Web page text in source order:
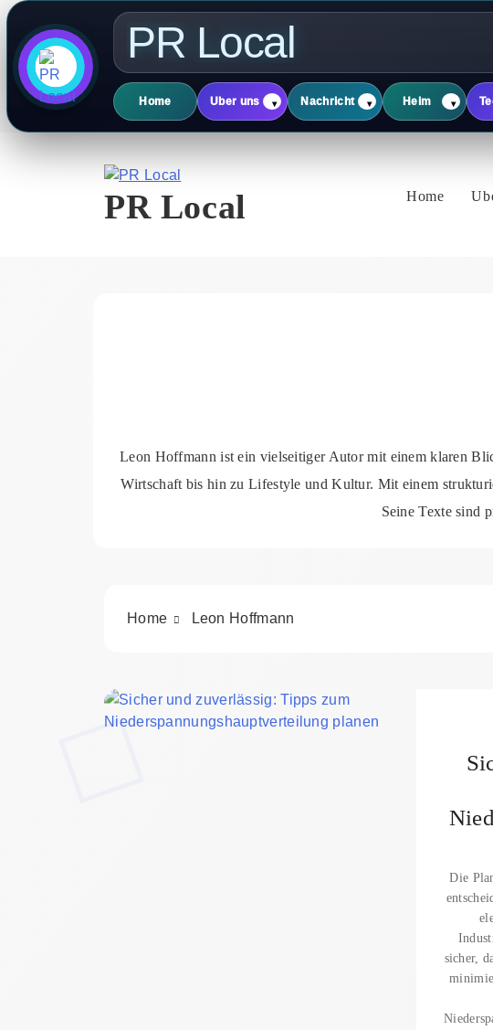
PR Local
Home Uber uns ▾ Nachricht ▾ Heim ▾
PR Local Home
Leon Hoffmann ist ein vielseitiger Autor mit einem klaren
Wirtschaft bis hin zu Lifestyle und Kultur. Mit einem
Seine Texte sind
Home Leon Hoffmann
Die
sicher,